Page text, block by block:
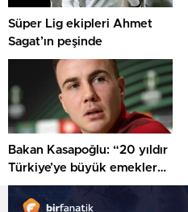
Süper Lig ekipleri Ahmet
Sagat’ın peşinde
Bakan Kasapoğlu: “20 yıldır
Türkiye’ye büyük emekler
verdik”